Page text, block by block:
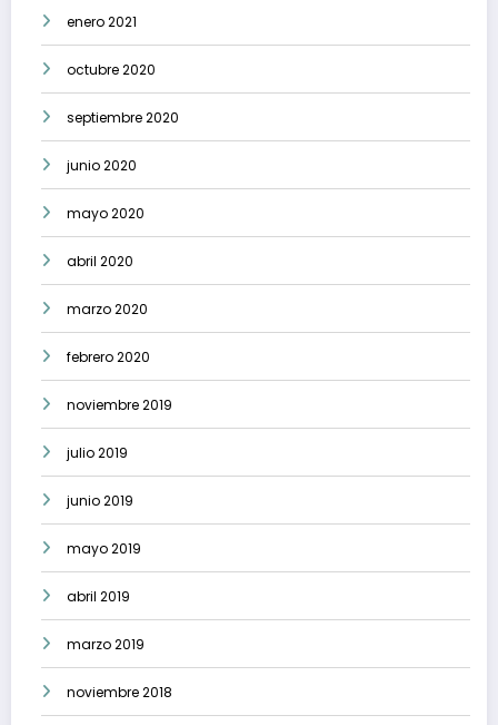
enero 2021
octubre 2020
septiembre 2020
junio 2020
mayo 2020
abril 2020
marzo 2020
febrero 2020
noviembre 2019
julio 2019
junio 2019
mayo 2019
abril 2019
marzo 2019
noviembre 2018